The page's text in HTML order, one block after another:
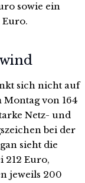
sowie ein
sich nicht auf
Montag von 164
Netz- und
bei der
sieht die
212 Euro,
jeweils 200